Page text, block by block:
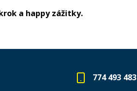
a happy zážitky.
774 493 483